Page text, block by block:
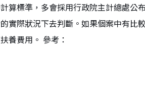
算標準，多會採用行政院主計總處公
實際狀況下去判斷。如果個案中有比
養費用。 參考：